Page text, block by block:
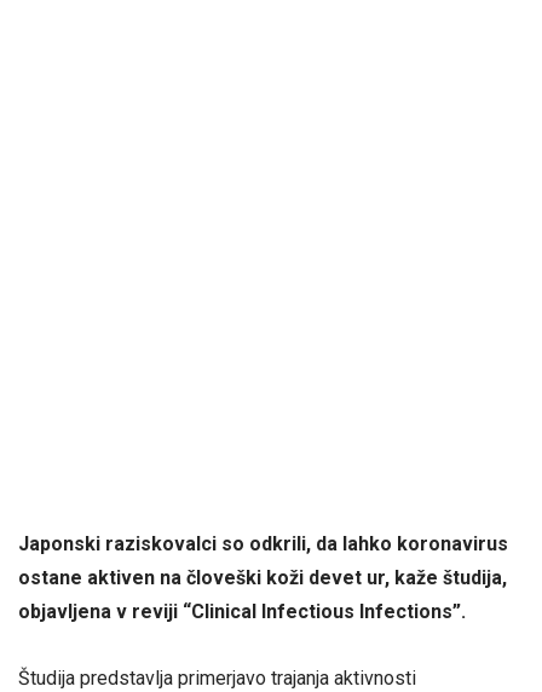
Japonski raziskovalci so odkrili, da lahko koronavirus
ostane aktiven na človeški koži devet ur, kaže študija,
objavljena v reviji “Clinical Infectious Infections”.
Študija predstavlja primerjavo trajanja aktivnosti